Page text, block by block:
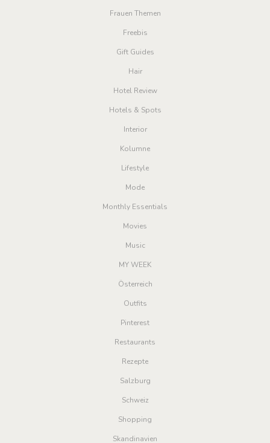
Frauen Themen
Freebis
Gift Guides
Hair
Hotel Review
Hotels & Spots
Interior
Kolumne
Lifestyle
Mode
Monthly Essentials
Movies
Music
MY WEEK
Österreich
Outfits
Pinterest
Restaurants
Rezepte
Salzburg
Schweiz
Shopping
Skandinavien